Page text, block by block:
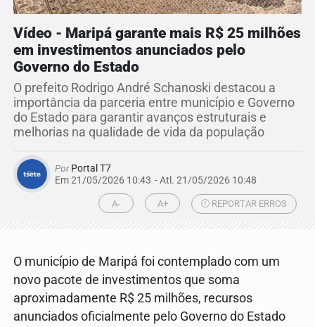
Vídeo - Maripá garante mais R$ 25 milhões
em investimentos anunciados pelo
Governo do Estado
O prefeito Rodrigo André Schanoski destacou a
importância da parceria entre município e Governo
do Estado para garantir avanços estruturais e
melhorias na qualidade de vida da população
PorPortal T7
Em 21/05/2026 10:43 - Atl. 21/05/2026 10:48
A- A+ REPORTAR ERROS
O município de Maripá foi contemplado com um
novo pacote de investimentos que soma
aproximadamente R$ 25 milhões, recursos
anunciados oficialmente pelo Governo do Estado